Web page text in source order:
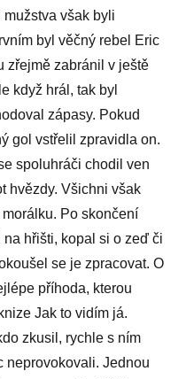
však byli
byl věčný rebel Eric
zřejmě zabránil v ještě
když hrál, tak byl
zápasy. Pokud
gol vstřelil zpravidla on.
spoluhráči chodil ven
hvězdy. Všichni však
Po skončení
hřišti, kopal si o zeď či
se je zpracovat. O
příhoda, kterou
Jak to vidím já.
zkusil, rychle s ním
neprovokovali. Jednou